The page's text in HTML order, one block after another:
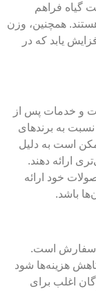
گیاه فراهم
همچنین، وزن
یابد که در
و خدمات پس از
به برندهای
است به دلیل
ارائه دهند.
خود ارائه
باشد.
سفارش است.
هزینه‌ها شود
اغلب برای